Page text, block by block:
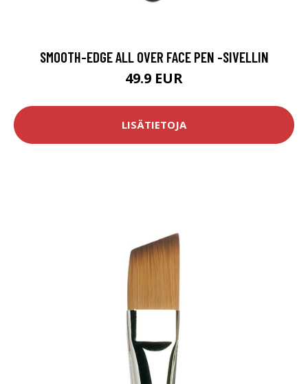
SMOOTH-EDGE ALL OVER FACE PEN -SIVELLIN
49.9 EUR
LISÄTIETOJA